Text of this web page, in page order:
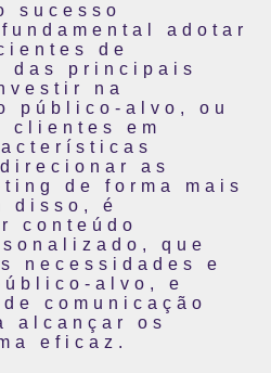
sucesso
adotar
de
das principais
na
público-alvo, ou
em
as
de forma mais
disso, é
conteúdo
que
necessidades e
alvo, e
comunicação
alcançar os
eficaz.